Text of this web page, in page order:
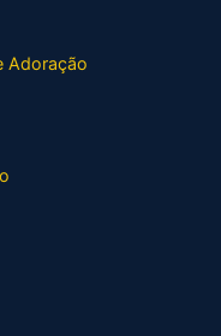
Adoração